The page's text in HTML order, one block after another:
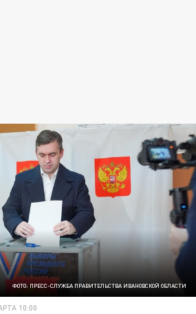
ФОТО: ПРЕСС-СЛУЖБА ПРАВИТЕЛЬСТВА ИВАНОВСКОЙ ОБЛАСТИ
10:00